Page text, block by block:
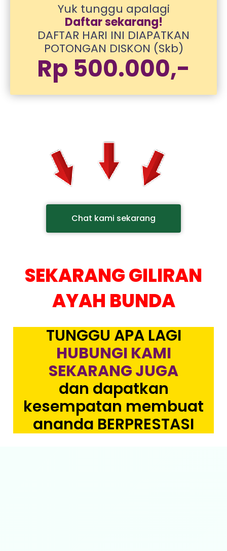
Yuk tunggu apalagi
Daftar sekarang!
DAFTAR HARI INI DIAPATKAN
POTONGAN DISKON (Skb)
Rp 500.000,-
Chat kami sekarang
SEKARANG GILIRAN
AYAH BUNDA
TUNGGU APA LAGI
HUBUNGI KAMI
SEKARANG JUGA
dan dapatkan
kesempatan membuat
ananda BERPRESTASI